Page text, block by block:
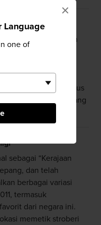
Language
one of
×
tipis yang dikeringkan
pada umumnya
dashi dan sake
kemudian dibungkus
sejenis sushi yang
sebagai “Kerajaan
dan telah
berbagai variasi
termasuk
dari negara ini.
memetik stroberi